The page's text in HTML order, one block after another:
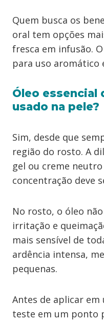
Quem busca os
oral tem opções
fresca em infusão.
para uso aromático
Óleo essencial
usado na pele?
Sim, desde que
região do rosto. A
gel ou creme
concentração deve
No rosto, o óleo
irritação e
mais sensível de
ardência intensa,
pequenas.
Antes de aplicar em
teste em um ponto